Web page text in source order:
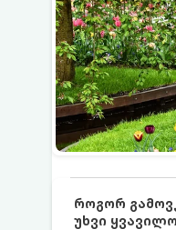
როგორ
უხვი